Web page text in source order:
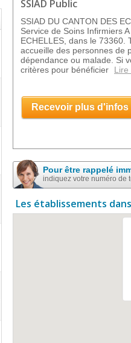
SSIAD Public
SSIAD DU CANTON DES
Service de Soins Infirmiers
ECHELLES, dans le 73360.
accueille des personnes de
dépendance ou malade. Si
critères pour bénéficier
Lire
Recevoir plus d'infos
Pour être rappelé
indiquez votre numéro de
Les établissements